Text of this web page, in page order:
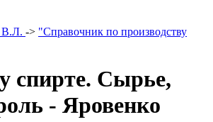
В.Л. -> "Справочник по производству
спирте. Сырье,
- Яровенко